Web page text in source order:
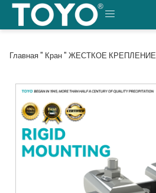
Перейти
содержанию
МЕНЮ
Главная" Кран" ЖЕСТКОЕ КРЕПЛЕНИЕ